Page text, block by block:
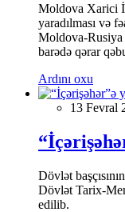
Moldova Xarici
yaradılması və
Moldova-Rusiya
barədə qərar
Ardını oxu
13 Fevral
Dövlət
Dövlət Tarix-
edilib.